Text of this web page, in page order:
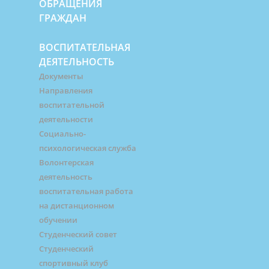
ОБРАЩЕНИЯ
ГРАЖДАН
ВОСПИТАТЕЛЬНАЯ
ДЕЯТЕЛЬНОСТЬ
Документы
Направления
воспитательной
деятельности
Социально-
психологическая служба
Волонтерская
деятельность
воспитательная работа
на дистанционном
обучении
Студенческий совет
Студенческий
спортивный клуб